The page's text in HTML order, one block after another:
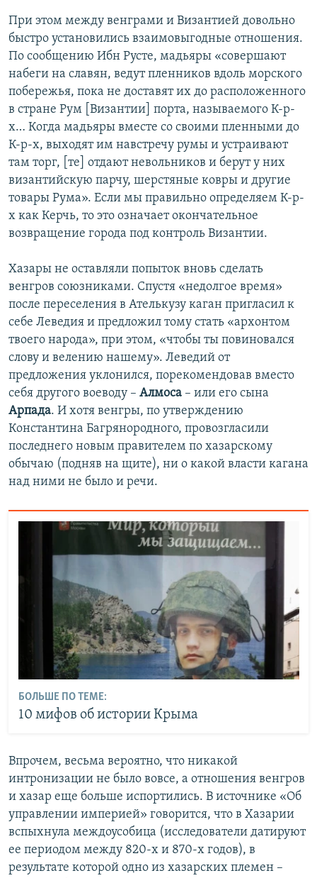
При этом между венграми и Византией довольно
быстро установились взаимовыгодные отношения.
По сообщению Ибн Русте, мадьяры «совершают
набеги на славян, ведут пленников вдоль морского
побережья, пока не доставят их до расположенного
в стране Рум [Византии] порта, называемого К-р-
х… Когда мадьяры вместе со своими пленными до
К-р-х, выходят им навстречу румы и устраивают
там торг, [те] отдают невольников и берут у них
византийскую парчу, шерстяные ковры и другие
товары Рума». Если мы правильно определяем К-р-
х как Керчь, то это означает окончательное
возвращение города под контроль Византии.
Хазары не оставляли попыток вновь сделать
венгров союзниками. Спустя «недолгое время»
после переселения в Ателькузу каган пригласил к
себе Леведия и предложил тому стать «архонтом
твоего народа», при этом, «чтобы ты повиновался
слову и велению нашему». Леведий от
предложения уклонился, порекомендовав вместо
себя другого воеводу – Алмоса – или его сына
Арпада. И хотя венгры, по утверждению
Константина Багрянородного, провозгласили
последнего новым правителем по хазарскому
обычаю (подняв на щите), ни о какой власти кагана
над ними не было и речи.
БОЛЬШЕ ПО ТЕМЕ:
10 мифов об истории Крыма
Впрочем, весьма вероятно, что никакой
интронизации не было вовсе, а отношения венгров
и хазар еще больше испортились. В источнике «Об
управлении империей» говорится, что в Хазарии
вспыхнула междоусобица (исследователи датируют
ее периодом между 820-х и 870-х годов), в
результате которой одно из хазарских племен –